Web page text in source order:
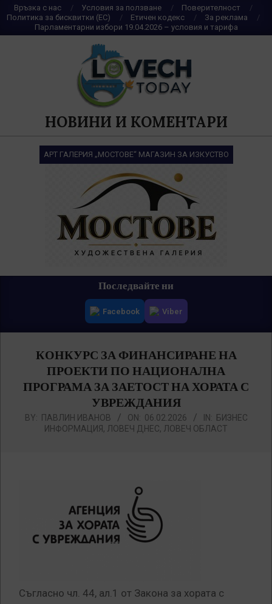
Skip
to
content
Връзка с нас Условия за ползване
Поверителност
Политика за бисквитки (ЕС)
Етичен кодекс
За реклама
Парламентарни избори 19.04.2026 – условия и тарифа
НОВИНИ И КОМЕНТАРИ
АРТ ГАЛЕРИЯ „МОСТОВЕ“ МАГАЗИН ЗА ИЗКУСТВО
Последвайте ни
Facebook Viber
КОНКУРС ЗА ФИНАНСИРАНЕ НА
ПРОЕКТИ ПО НАЦИОНАЛНА
ПРОГРАМА ЗА ЗАЕТОСТ НА ХОРАТА С
УВРЕЖДАНИЯ
BY: ПАВЛИН ИВАНОВ ON: 06.02.2026 IN: БИЗНЕС
ИНФОРМАЦИЯ, ЛОВЕЧ ДНЕС, ЛОВЕЧ ОБЛАСТ
Съгласно чл. 44, ал.1 от Закона за хората с